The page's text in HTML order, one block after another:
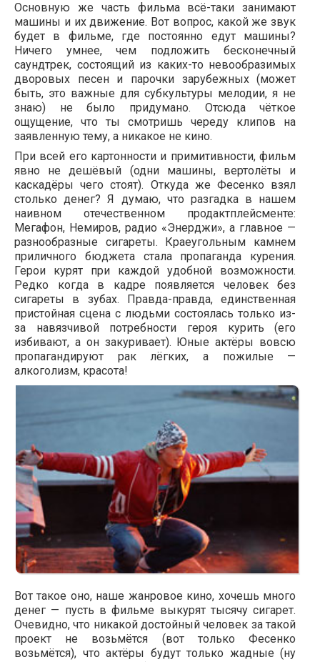
Основную же часть фильма всё-таки занимают
машины и их движение. Вот вопрос, какой же звук
будет в фильме, где постоянно едут машины?
Ничего умнее, чем подложить бесконечный
саундтрек, состоящий из каких-то невообразимых
дворовых песен и парочки зарубежных (может
быть, это важные для субкультуры мелодии, я не
знаю) не было придумано. Отсюда чёткое
ощущение, что ты смотришь череду клипов на
заявленную тему, а никакое не кино.
При всей его картонности и примитивности, фильм
явно не дешёвый (одни машины, вертолёты и
каскадёры чего стоят). Откуда же Фесенко взял
столько денег? Я думаю, что разгадка в нашем
наивном отечественном продактплейсменте:
Мегафон, Немиров, радио «Энерджи», а главное —
разнообразные сигареты. Краеугольным камнем
приличного бюджета стала пропаганда курения.
Герои курят при каждой удобной возможности.
Редко когда в кадре появляется человек без
сигареты в зубах. Правда-правда, единственная
пристойная сцена с людьми состоялась только из-
за навязчивой потребности героя курить (его
избивают, а он закуривает). Юные актёры вовсю
пропагандируют рак лёгких, а пожилые —
алкоголизм, красота!
Вот такое оно, наше жанровое кино, хочешь много
денег — пусть в фильме выкурят тысячу сигарет.
Очевидно, что никакой достойный человек за такой
проект не возьмётся (вот только Фесенко
возьмётся), что актёры будут только жадные (ну